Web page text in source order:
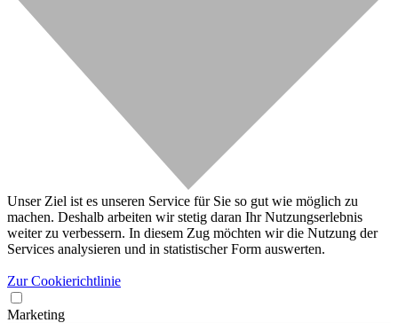
Unser Ziel ist es unseren Service für Sie so gut wie möglich zu
machen. Deshalb arbeiten wir stetig daran Ihr Nutzungserlebnis
weiter zu verbessern. In diesem Zug möchten wir die Nutzung der
Services analysieren und in statistischer Form auswerten.
Zur Cookierichtlinie
Marketing